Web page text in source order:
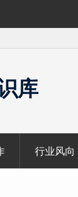
库
行业风向